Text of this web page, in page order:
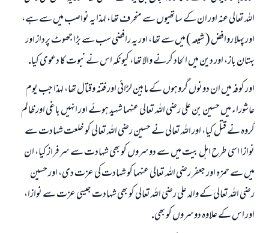
اللہ تعالى عنہ اور ان كے ساتھيوں سے منحرف تھا، لہذا يہ نواصب ميں سے ہے،
اور پہلا روافض ( شيعہ ) ميں سے تھا، اور يہ رافضى سب سے بڑا جھوٹ پرداز اور
بہتان باز، اور دين ميں الحاد كرنے والا تھا، كيونكہ اس نے نبوت كا دعوى كيا.
اور كوفہ ميں ان دونوں گروہوں كے مابين لڑائى اور فتنہ وقتال تھا، لہذا جب يوم
عاشوراء ميں حسين بن على رضى اللہ تعالى عنہما شہيد ہوئے اور انہيں باغى اور ظالم
گروہ نے قتل كيا، اور اللہ تعالى نے حسين رضى اللہ تعالى كو خلعت شہادت سے
نوازا اسى طرح اہل بيت ميں سے دوسروں كو بھى شہادت سے سرفراز كيا، ان
ميں سے حمزہ اور جعفر رضى اللہ تعالى عنہما كو شہادت كى عزت دى، اور حسين
رضى اللہ تعالى كے والد على رضى اللہ تعالى كو بھى شہادت جيسى عزت سے نوازا،
اور اس كے علاوہ دوسروں كو بھى.